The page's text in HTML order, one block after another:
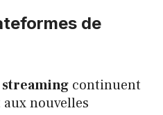
de
continuent
aux nouvelles